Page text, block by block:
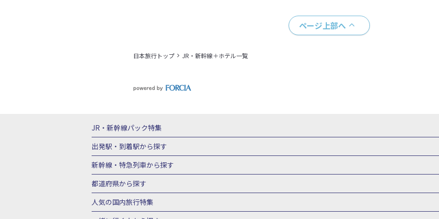
ページ上部へ
日本旅行トップ JR・新幹線＋ホテル一覧
JR・新幹線パック特集
JR・新幹線＋ホテルパック
出発駅・到着駅から探す
秋田⇔東京 新幹線パック
富山⇔東京 新幹線パック
東京→青森 新幹線パック 東京→仙台 新幹線パック 東京 新幹線パック
東京→
東京→新潟 新幹線パック
東京⇔軽井沢 新幹線パック 東京→長野 新幹線パック
東京→名古屋 新幹線パッ
東京→京都 新幹線パック
新幹線・特急列車から探す
北海道新幹線 旅行
上越新幹線 旅行
山陽新幹線 旅行 九州新幹線 旅行 西九州新幹線 旅行 特急サンダーバード 旅行
都道府県から探す
北海道旅行・ツアー
山形旅行・ツアー
福島旅行・ツアー 関東 東京旅行・ツアー 神奈川旅行・ツアー 埼玉旅行・ツアー
人気の国内旅行特集